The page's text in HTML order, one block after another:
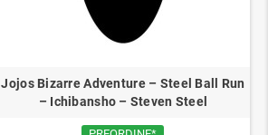
Jojos Bizarre Adventure – Steel Ball Run
– Ichibansho – Steven Steel